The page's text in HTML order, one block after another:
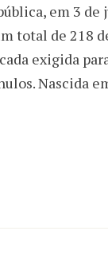
em 3 de
total de 218
exigida
Nascida